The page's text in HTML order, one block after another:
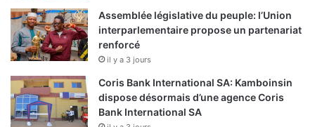
Assemblée législative du peuple: l’Union
interparlementaire propose un partenariat
renforcé
il y a 3 jours
Coris Bank International SA: Kamboinsin
dispose désormais d’une agence Coris
Bank International SA